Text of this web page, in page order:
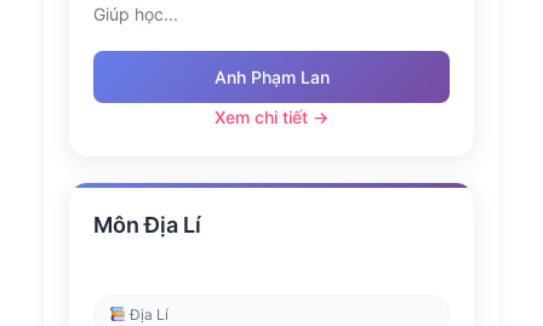
Giúp học...
Anh Phạm Lan
Xem chi tiết →
Môn Địa Lí
Địa Lí